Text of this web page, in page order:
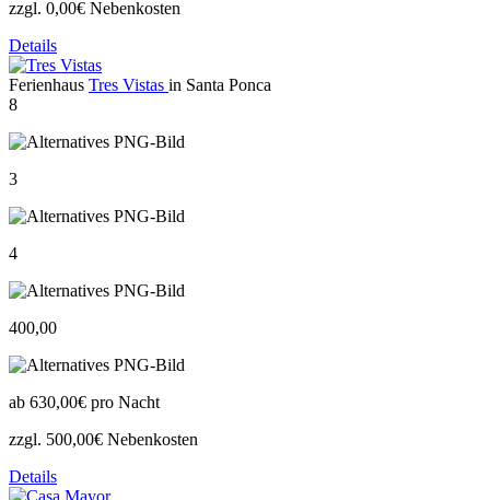
zzgl. 0,00€ Nebenkosten
Details
Ferienhaus Tres Vistas in Santa Ponca
8
3
4
400,00
ab 630,00€ pro Nacht
zzgl. 500,00€ Nebenkosten
Details